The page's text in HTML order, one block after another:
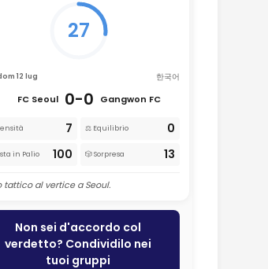
27
12 lug 한국어
FC Seoul 0-0 Gangwon FC
7 ⚖️ Equilibrio 0
in Palio 100 🎲 Sorpresa 13
tattico al vertice a Seoul.
Non sei d'accordo col
verdetto? Condividilo nei
tuoi gruppi